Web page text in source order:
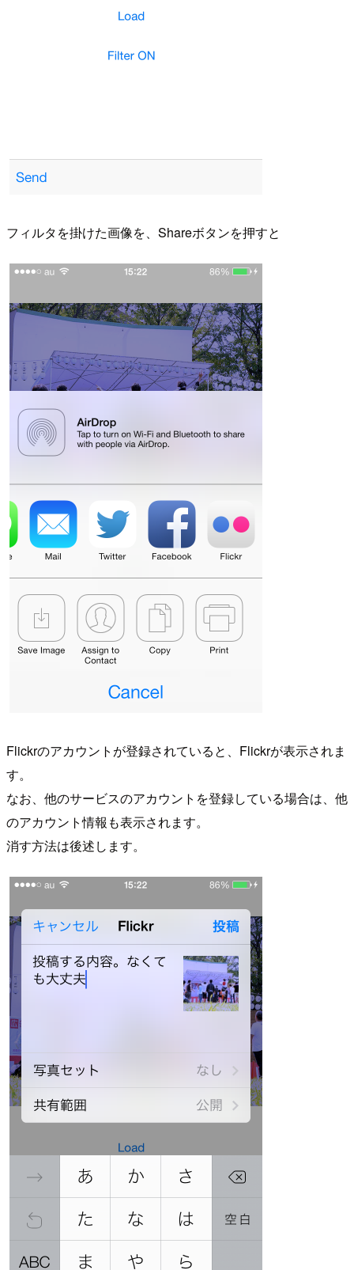
フィルタを掛けた画像を、Shareボタンを押すと
Flickrのアカウントが登録されていると、Flickrが表示されま
す。
なお、他のサービスのアカウントを登録している場合は、他
のアカウント情報も表示されます。
消す方法は後述します。